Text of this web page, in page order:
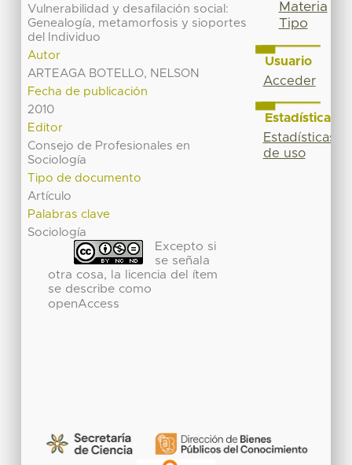
Vulnerabilidad y desafilación social:
Genealogía, metamorfosis y sioportes
del Individuo
Autor
ARTEAGA BOTELLO, NELSON
Fecha de publicación
2010
Editor
Consejo de Profesionales en
Sociología
Tipo de documento
Artículo
Palabras clave
Sociología
Excepto si
se señala
otra cosa, la licencia del ítem
se describe como
openAccess
Materia
Tipo
Usuario
Acceder
Estadísticas
Estadísticas
de uso